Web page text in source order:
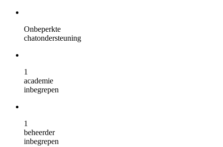
Onbeperkte
chatondersteuning
1
academie
inbegrepen
1
beheerder
inbegrepen